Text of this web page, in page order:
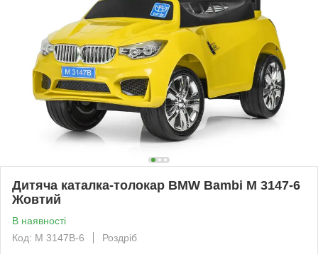
Дитяча каталка-толокар BMW Bambi M 3147-6
Жовтий
В наявності
Код: M 3147B-6
Роздріб